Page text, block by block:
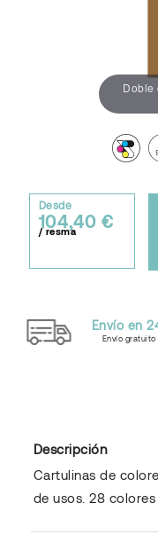
Doble
Desde
104,40 €
/ resma
Envío en
Envío
Descripción
Cartulinas de
de usos. 28